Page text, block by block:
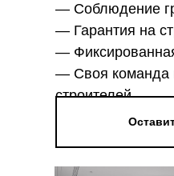
— Соблюдение
— Гарантия на
—
— Своя команда
строителей